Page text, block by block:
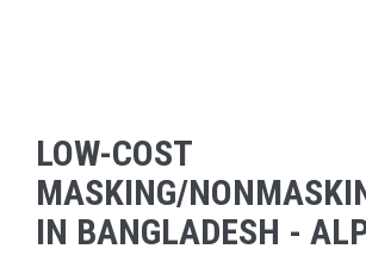
LOW-COST
MASKING/
IN BANGLADESH -